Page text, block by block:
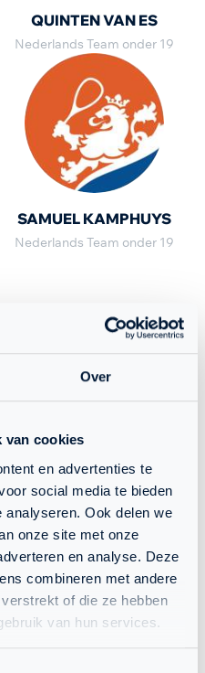
Over
van cookies
en advertenties te
social media te bieden
Ook delen we
onze site met onze
en analyse. Deze
combineren met andere
of die ze hebben
van hun services.
QUINTEN VAN ES
Nederlands Team onder 19
SAMUEL KAMPHUYS
Nederlands Team onder 19
ELCKE MOLS
Nederlands Team Dames, U19
en U17